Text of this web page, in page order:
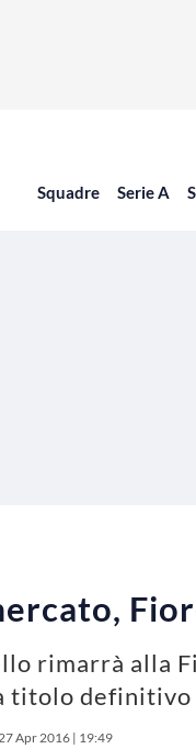
Squadre Serie A
rimarrà alla
titolo definitivo
Apr 2016 | 19:49